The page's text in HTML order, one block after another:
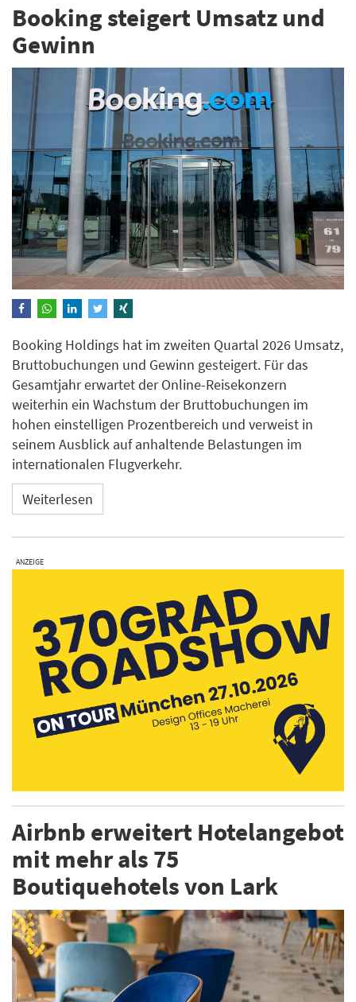
Booking steigert Umsatz und
Gewinn
Booking Holdings hat im zweiten Quartal 2026 Umsatz,
Bruttobuchungen und Gewinn gesteigert. Für das
Gesamtjahr erwartet der Online-Reisekonzern
weiterhin ein Wachstum der Bruttobuchungen im
hohen einstelligen Prozentbereich und verweist in
seinem Ausblick auf anhaltende Belastungen im
internationalen Flugverkehr.
Weiterlesen
ANZEIGE
Airbnb erweitert Hotelangebot
mit mehr als 75
Boutiquehotels von Lark